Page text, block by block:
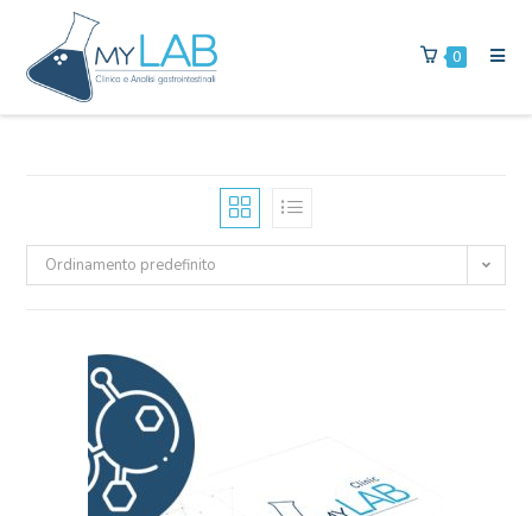
0
Ordinamento predefinito